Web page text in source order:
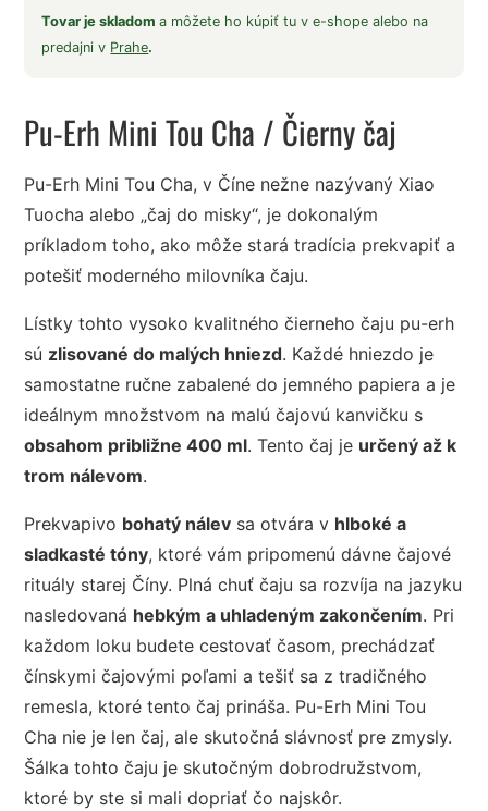
Tovar je skladoma môžete ho kúpiť tu v e-shope alebo na
predajni v Prahe.
Pu-Erh Mini Tou Cha / Čierny čaj
Pu-Erh Mini Tou Cha, v Číne nežne nazývaný Xiao
Tuocha alebo „čaj do misky“, je dokonalým
príkladom toho, ako môže stará tradícia prekvapiť a
potešiť moderného milovníka čaju.
Lístky tohto vysoko kvalitného čierneho čaju pu-erh
sú zlisované do malých hniezd. Každé hniezdo je
samostatne ručne zabalené do jemného papiera a je
ideálnym množstvom na malú čajovú kanvičku s
obsahom približne 400 ml. Tento čaj je určený až k
trom nálevom.
Prekvapivo bohatý nálev sa otvára v hlboké a
sladkasté tóny, ktoré vám pripomenú dávne čajové
rituály starej Číny. Plná chuť čaju sa rozvíja na jazyku
nasledovaná hebkým a uhladeným zakončením. Pri
každom loku budete cestovať časom, prechádzať
čínskymi čajovými poľami a tešiť sa z tradičného
remesla, ktoré tento čaj prináša. Pu-Erh Mini Tou
Cha nie je len čaj, ale skutočná slávnosť pre zmysly.
Šálka tohto čaju je skutočným dobrodružstvom,
ktoré by ste si mali dopriať čo najskôr.